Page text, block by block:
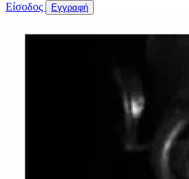
Είσοδος
Εγγραφή